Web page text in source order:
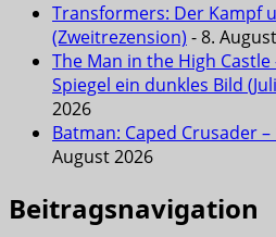
Transformers: Der Kampf
(Zweitrezension) - 8.
The Man in the High
Spiegel ein dunkles Bild
2026
Batman: Caped Crusader
August 2026
Beitragsnavigation